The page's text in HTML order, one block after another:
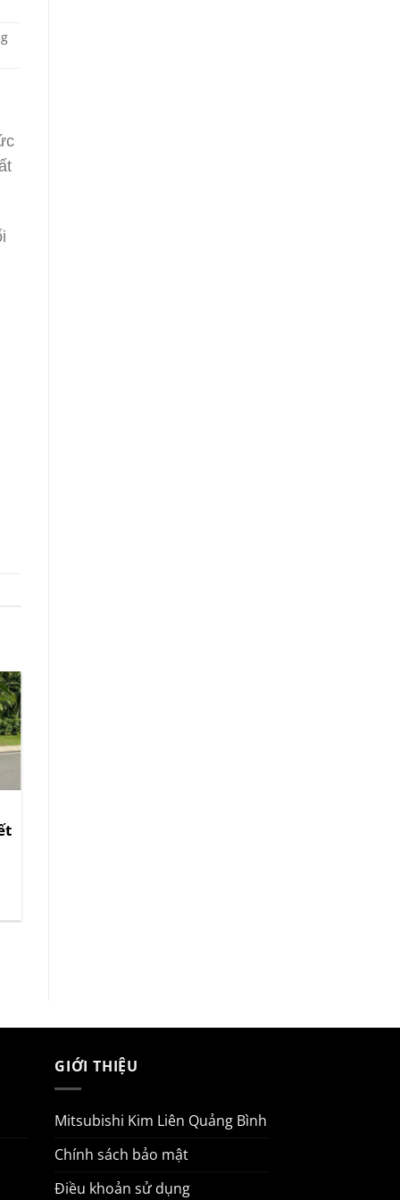
GIỚI THIỆU
Mitsubishi Kim Liên Quảng Bình
Chính sách bảo mật
Điều khoản sử dụng